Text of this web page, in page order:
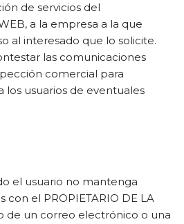
de servicios del
a la empresa a la que
al interesado que lo solicite.
las comunicaciones
comercial para
usuarios de eventuales
el usuario no mantenga
con el PROPIETARIO DE LA
de un correo electrónico o una